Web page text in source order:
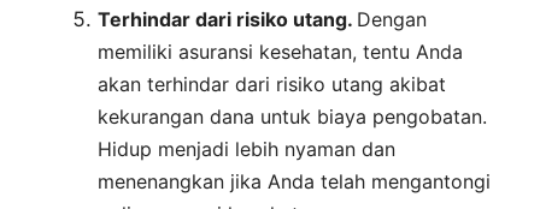
Terhindar dari risiko utang. Dengan
memiliki asuransi kesehatan, tentu Anda
akan terhindar dari risiko utang akibat
kekurangan dana untuk biaya pengobatan.
Hidup menjadi lebih nyaman dan
menenangkan jika Anda telah mengantongi